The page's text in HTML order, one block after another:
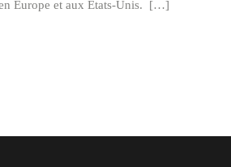
Europe et aux Etats-Unis. […]